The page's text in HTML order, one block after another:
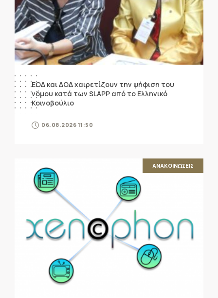
ΕΟΔ και ΔΟΔ χαιρετίζουν την ψήφιση του
νόμου κατά των SLAPP από το Ελληνικό
Κοινοβούλιο
06.08.2026 11:50
ΑΝΑΚΟΙΝΩΣΕΙΣ